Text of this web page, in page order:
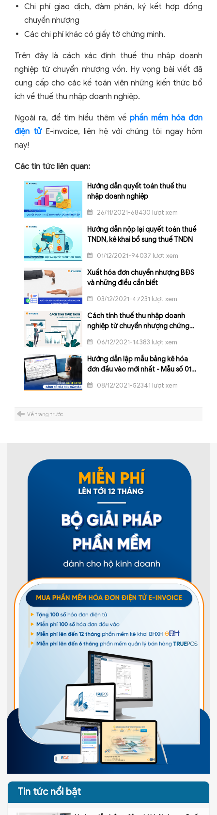
Chi phí giao dịch, đàm phán, ký kết hợp đồng
chuyển nhượng
Các chi phí khác có giấy tờ chứng minh.
Trên đây là cách xác định thuế thu nhập doanh
nghiệp từ chuyển nhượng vốn. Hy vọng bài viết đã
cung cấp cho các kế toán viên những kiến thức bổ
ích về thuế thu nhập doanh nghiệp.
Ngoài ra, để tìm hiểu thêm về phần mềm hóa đơn
điện tửE-invoice, liên hệ với chúng tôi ngay hôm
nay!
Các tin tức liên quan:
Hướng dẫn quyết toán thuế thu
nhập doanh nghiệp
26/11/2021-68430 lượt xem
Hướng dẫn nộp lại quyết toán thuế
TNDN, kê khai bổ sung thuế TNDN
01/12/2021-94037 lượt xem
Xuất hóa đơn chuyển nhượng BĐS
và những điều cần biết
03/12/2021-47231 lượt xem
Cách tính thuế thu nhập doanh
nghiệp từ chuyển nhượng chứng
06/12/2021-14383 lượt xem
Hướng dẫn lập mẫu bảng kê hóa
đơn đầu vào mới nhất - Mẫu số 01-
08/12/2021-52341 lượt xem
Về trang trước
Tin tức nổi bật